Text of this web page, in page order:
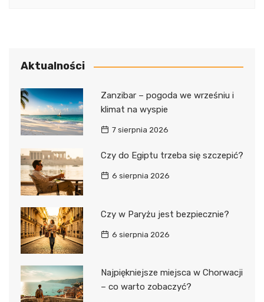
Aktualności
Zanzibar – pogoda we wrześniu i
klimat na wyspie
7 sierpnia 2026
Czy do Egiptu trzeba się szczepić?
6 sierpnia 2026
Czy w Paryżu jest bezpiecznie?
6 sierpnia 2026
Najpiękniejsze miejsca w Chorwacji
– co warto zobaczyć?